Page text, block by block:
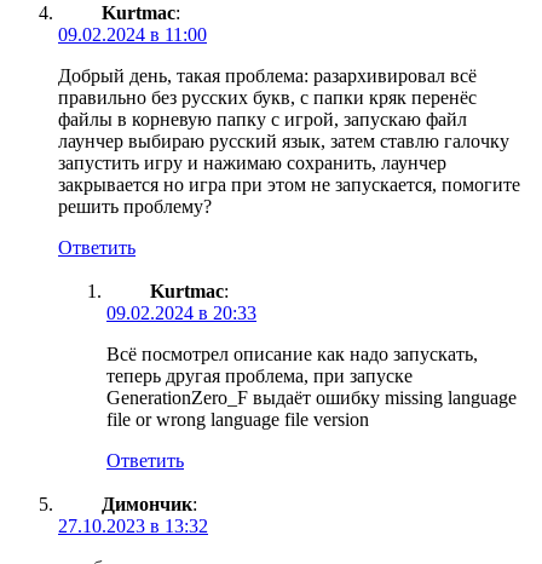
Kurtmac:
09.02.2024 в 11:00
Добрый день, такая проблема: разархивировал всё
правильно без русских букв, с папки кряк перенёс
файлы в корневую папку с игрой, запускаю файл
лаунчер выбираю русский язык, затем ставлю галочку
запустить игру и нажимаю сохранить, лаунчер
закрывается но игра при этом не запускается, помогите
решить проблему?
Ответить
Kurtmac:
09.02.2024 в 20:33
Всё посмотрел описание как надо запускать,
теперь другая проблема, при запуске
GenerationZero_F выдаёт ошибку missing language
file or wrong language file version
Ответить
Димончик:
27.10.2023 в 13:32